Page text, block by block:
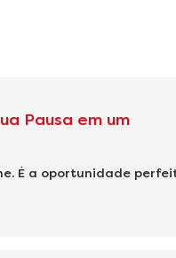
Pausa em um
É a oportunidade